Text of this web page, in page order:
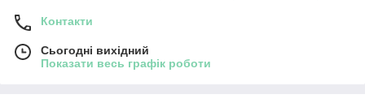
Контакти
Сьогодні вихідний
Показати весь графік роботи